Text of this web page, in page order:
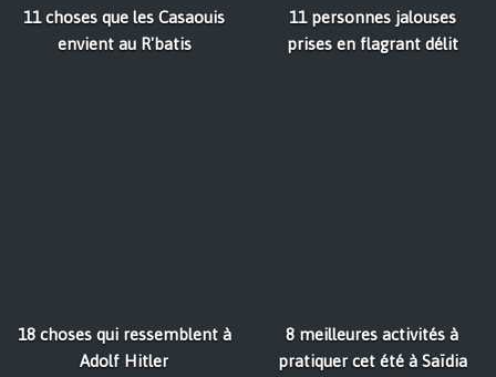
11 choses que les Casaouis
envient au R'batis
11 personnes jalouses
prises en flagrant délit
18 choses qui ressemblent à
Adolf Hitler
8 meilleures activités à
pratiquer cet été à Saïdia